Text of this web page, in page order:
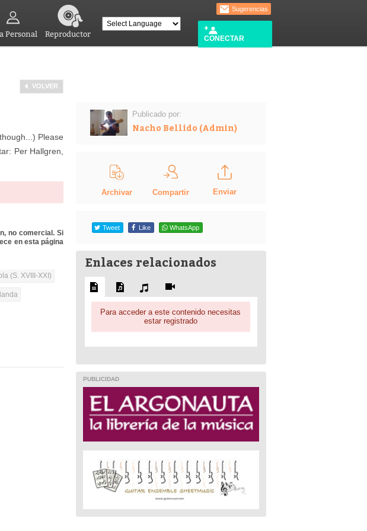
Personal Reproductor
Sugerencias
CONECTAR
VOLVER
Please
Per Hallgren,
no comercial. Si
en esta página
(S. XVIII-XXI)
Publicado por:
Nacho Bellido (Admin)
Archivar Compartir Enviar
Tweet Like WhatsApp
Enlaces relacionados
Para acceder a este contenido necesitas
estar registrado
PUBLICIDAD